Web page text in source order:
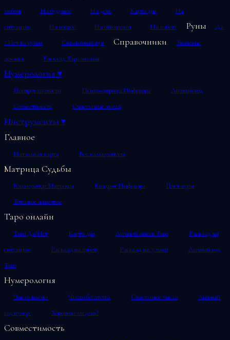
любовь
На будущее На день Карта дня
На
ситуацию
На вопрос На отношения На работу Руны
Да
/ Нет на рунах
Справочник рун Справочники
Значение
арканов
Расклад Таро онлайн
Нумерология ▾
Портрет личности Психоматрица Пифагора
Личный год
Совместимость
Счастливые числа
Инструменты ▾
Главное
Натальная карта Все калькуляторы
Матрица Судьбы
Калькулятор Матрицы Квадрат Пифагора
Цвет ауры
Тотемное животное
Таро онлайн
Таро Да/Нет Карта дня Личный аркан Таро
Расклад на
ситуацию
Расклад на работу Расклад на 7 чакр
Личный год
Таро
Нумерология
Число имени Число богатства Счастливое число
Личный
год нумер.
Хороший ли день?
Совместимость